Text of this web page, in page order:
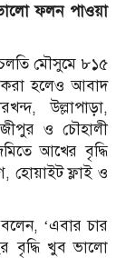
ভালো ফলন পাওয়া
মৌসুমে ৮১৫
করা হলেও আবাদ
উল্লাপাড়া,
ও চৌহালী
আখের বৃদ্ধি
হোয়াইট ফ্লাই ও
‘এবার চার
বৃদ্ধি খুব ভালো